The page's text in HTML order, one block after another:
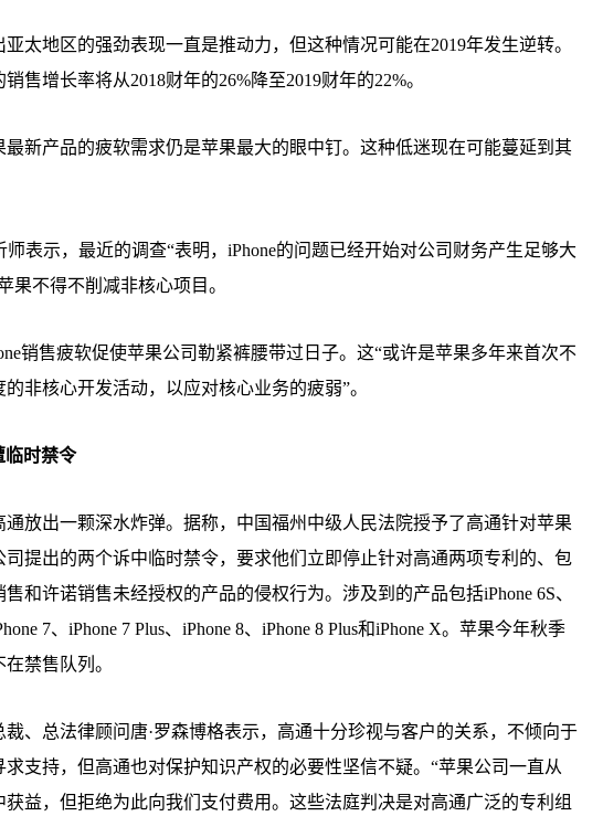
地区的强劲表现一直是推动力，但这种情况可能在2019年发生逆转。
售增长率将从2018财年的26%降至2019财年的22%。
产品的疲软需求仍是苹果最大的眼中钉。这种低迷现在可能蔓延到其
示，最近的调查“表明，iPhone的问题已经开始对公司财务产生足够大
果不得不削减非核心项目。
售疲软促使苹果公司勒紧裤腰带过日子。这“或许是苹果多年来首次不
非核心开发活动，以应对核心业务的疲弱”。
时禁令
出一颗深水炸弹。据称，中国福州中级人民法院授予了高通针对苹果
司提出的两个诉中临时禁令，要求他们立即停止针对高通两项专利的、包
和许诺销售未经授权的产品的侵权行为。涉及到的产品包括iPhone 6S、
7、iPhone 7 Plus、iPhone 8、iPhone 8 Plus和iPhone X。苹果今年秋季
禁售队列。
总法律顾问唐·罗森博格表示，高通十分珍视与客户的关系，不倾向于
支持，但高通也对保护知识产权的必要性坚信不疑。“苹果公司一直从
益，但拒绝为此向我们支付费用。这些法庭判决是对高通广泛的专利组